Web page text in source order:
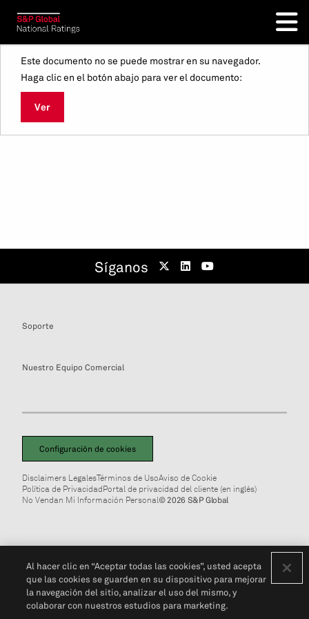
Este documento no se puede mostrar en su navegador.
Haga clic en el botón abajo para ver el documento:
Ver
Síganos
Soporte
Nuestro Equipo Comercial
Configuración de cookies
Disclaimers LegalesTérminos de UsoAviso de Cookie
Política de PrivacidadPortal de privacidad del cliente (en inglés)
No Vendan Mi Información Personal© 2026 S&P Global
Al hacer clic en “Aceptar todas las cookies”, usted acepta
que las cookies se guarden en su dispositivo para mejorar
la navegación del sitio, analizar el uso del mismo, y
colaborar con nuestros estudios para marketing.